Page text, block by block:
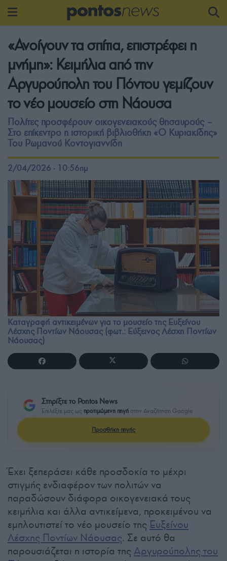
«Ανοίγουν τα σπίτια, επιστρέφει η
μνήμη»: Κειμήλια από την
Αργυρούπολη του Πόντου γεμίζουν
το νέο μουσείο στη Νάουσα
Πολίτες προσφέρουν οικογενειακούς θησαυρούς –
Στο επίκεντρο η ιστορική βιβλιοθήκη «Ο Κυριακίδης»
Του Ρωμανού Κοντογιαννίδη
2/04/2026 - 10:56πμ
Καταγραφή αντικειμένων για το μουσείο της Ευξείνου
Λέσχης Ποντίων Νάουσας (φωτ.: Εύξεινος Λέσχη Ποντίων
Νάουσας)
Στηρίξτε το Pontos News
Επιλέξτε μας ως προτιμώμενη πηγή στην Αναζήτηση Google
Προσθήκη πηγής
Έχει ξεπεράσει κάθε προσδοκία το μέχρι
στιγμής ενδιαφέρον των πολιτών να
παραδώσουν διάφορα οικογενειακά τους
κειμήλια και άλλα αντικείμενα, προκειμένου να
εμπλουτιστεί το νέο μουσείο της Ευξείνου
Λέσχης Ποντίων Νάουσας. Σε αυτό θα
παρουσιάζεται η ιστορία της Αργυρούπολης του